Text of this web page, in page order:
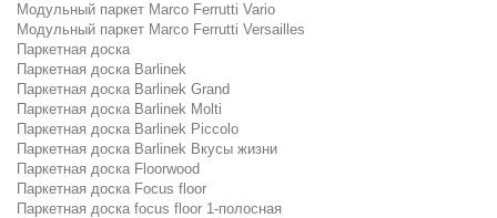
Модульный паркет Marco Ferrutti Vario
Модульный паркет Marco Ferrutti Versailles
Паркетная доска
Паркетная доска Barlinek
Паркетная доска Barlinek Grand
Паркетная доска Barlinek Molti
Паркетная доска Barlinek Piccolo
Паркетная доска Barlinek Вкусы жизни
Паркетная доска Floorwood
Паркетная доска Focus floor
Паркетная доска focus floor 1-полосная